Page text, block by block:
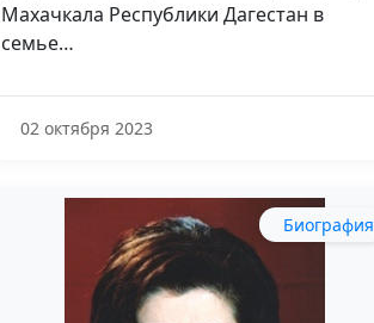
Махачкала Республики Дагестан в
семье…
02 октября 2023
Биография